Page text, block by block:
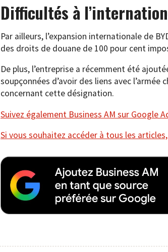
Difficultés à
Par ailleurs, l’expansion internationale de
des droits de douane de 100 pour cent
De plus, l’entreprise a récemment été
soupçonnées d’avoir des liens avec l’armée
concernant cette désignation.
Suivez également Business AM sur Google
Si vous souhaitez accéder à tous les